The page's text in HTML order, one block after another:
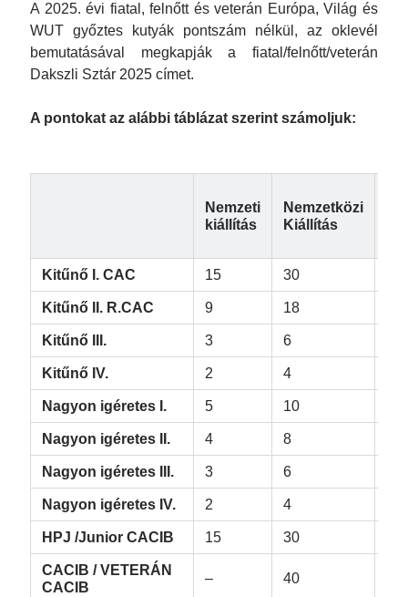
A 2025. évi fiatal, felnőtt és veterán Európa, Világ és
WUT győztes kutyák pontszám nélkül, az oklevél
bemutatásával megkapják a fiatal/felnőtt/veterán
Dakszli Sztár 2025 címet.
A pontokat az alábbi táblázat szerint számoljuk:
Nemzeti
kiállítás
Nemzetközi
Kiállítás
Kitűnő I. CAC 15 30
Kitűnő II. R.CAC 9 18
Kitűnő III. 3 6
Kitűnő IV. 2 4
Nagyon igéretes I. 5 10
Nagyon igéretes II. 4 8
Nagyon igéretes III. 3 6
Nagyon igéretes IV. 2 4
HPJ /Junior CACIB 15 30
CACIB / VETERÁN
CACIB
– 40